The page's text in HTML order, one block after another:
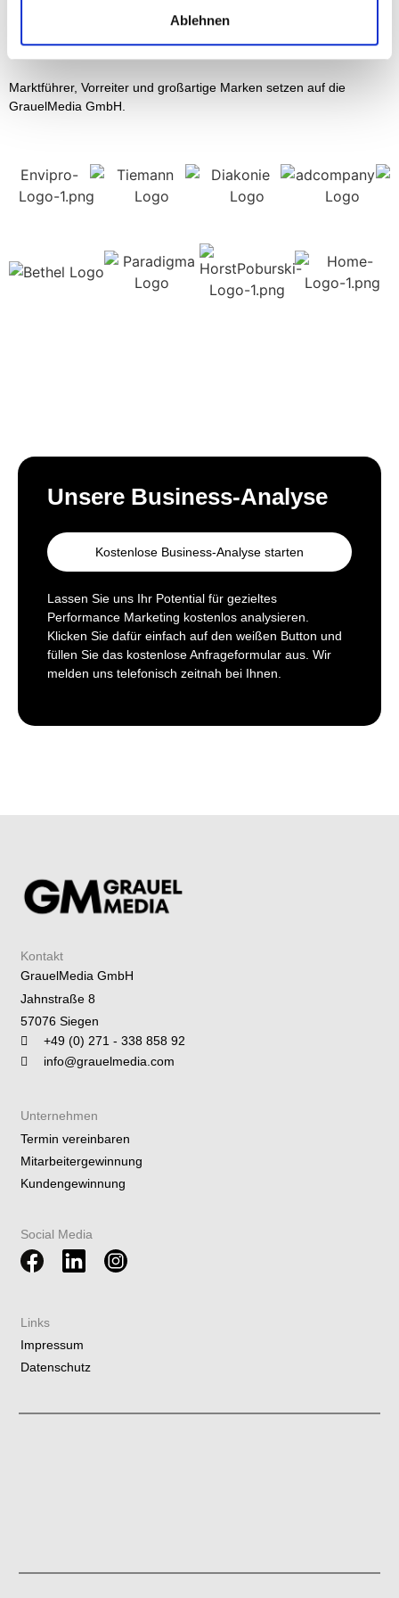
Ablehnen
Bei uns sind Sie in bester
Gesellschaft!
Marktführer, Vorreiter und großartige Marken setzen auf die
GrauelMedia GmbH.
Unsere Business-Analyse
Kostenlose Business-Analyse starten
Lassen Sie uns Ihr Potential für gezieltes
Performance Marketing kostenlos analysieren.
Klicken Sie dafür einfach auf den weißen Button und
füllen Sie das kostenlose Anfrageformular aus. Wir
melden uns telefonisch zeitnah bei Ihnen.
Kontakt
GrauelMedia GmbH
Jahnstraße 8
57076 Siegen
+49 (0) 271 - 338 858 92
info@grauelmedia.com
Unternehmen
Termin vereinbaren
Mitarbeitergewinnung
Kundengewinnung
Social Media
Links
Impressum
Datenschutz